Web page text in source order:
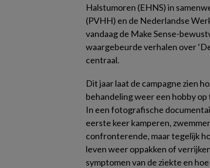
Halstumoren (EHNS) in
(PVHH) en de Nederlandse
vandaag de Make Sense-
waargebeurde verhalen over
centraal.
Dit jaar laat de campagne zien
behandeling weer een hobby
In een fotografische
eerste keer kamperen,
confronterende, maar tegelijk
leven weer oppakken of
symptomen van de ziekte en